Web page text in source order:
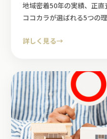
地域密着50年の実績、正直
ココカラが選ばれる5つの
詳しく見る→